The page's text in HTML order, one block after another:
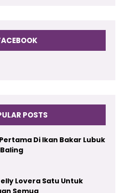
POSTS
Di Ikan Bakar Lubuk
Lovera Satu Untuk
Semua